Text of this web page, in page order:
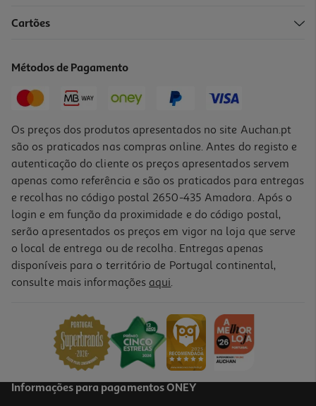
Doce Auchan Extra 50% Frutos Framboesa 360g
Cartões
Métodos de Pagamento
Os preços dos produtos apresentados no site Auchan.pt
são os praticados nas compras online. Antes do registo e
autenticação do cliente os preços apresentados servem
apenas como referência e são os praticados para entregas
e recolhas no código postal 2650-435 Amadora. Após o
login e em função da proximidade e do código postal,
serão apresentados os preços em vigor na loja que serve
o local de entrega ou de recolha. Entregas apenas
disponíveis para o território de Portugal continental,
consulte mais informações aqui.
Informações para pagamentos ONEY